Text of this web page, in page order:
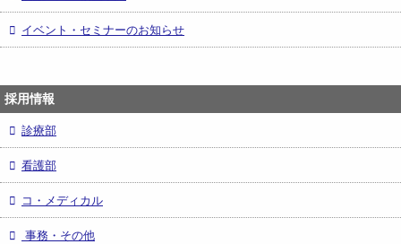
イベント・セミナーのお知らせ
採用情報
診療部
看護部
コ・メディカル
事務・その他